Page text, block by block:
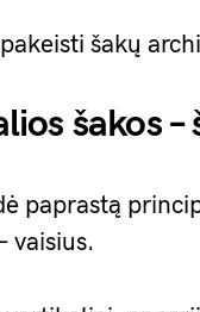
šakų
šakos –
paprastą
vaisius.